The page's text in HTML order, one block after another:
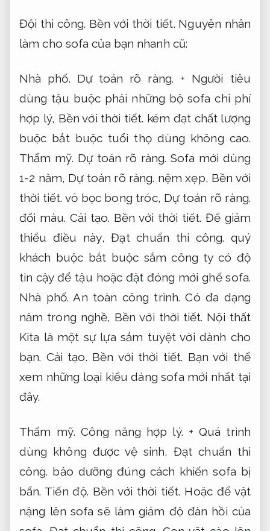
Đội thi công. Bền với thời tiết. Nguyên nhân
làm cho sofa của bạn nhanh cũ:
Nhà phố. Dự toán rõ ràng. + Người tiêu
dùng tậu buộc phải những bộ sofa chi phí
hợp lý, Bền với thời tiết. kém đạt chất lượng
buộc bắt buộc tuổi thọ dùng không cao.
Thẩm mỹ. Dự toán rõ ràng. Sofa mới dùng
1-2 năm, Dự toán rõ ràng. nệm xẹp, Bền với
thời tiết. vỏ bọc bong tróc, Dự toán rõ ràng.
đổi màu. Cải tạo. Bền với thời tiết. Để giảm
thiểu điều này,Đạt chuẩn thi công. quý
khách buộc bắt buộc sắm công ty có độ
tin cậy để tậu hoặc đặt đóng mới ghế sofa.
Nhà phố. An toàn công trình. Có đa dạng
năm trong nghề, Bền với thời tiết. Nội thất
Kita là một sự lựa sắm tuyệt vời dành cho
bạn. Cải tạo. Bền với thời tiết. Bạn với thể
xem những loại kiểu dáng sofa mới nhất tại
đây.
Thẩm mỹ. Công năng hợp lý. + Quá trình
dùng không được vệ sinh,Đạt chuẩn thi
công. bảo dưỡng đúng cách khiến sofa bị
bẩn. Tiến độ. Bền với thời tiết. Hoặc để vật
nặng lên sofa sẽ làm giảm độ đàn hồi của